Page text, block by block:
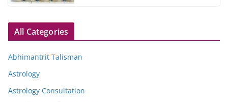
All Categories
Abhimantrit Talisman
Astrology
Astrology Consultation